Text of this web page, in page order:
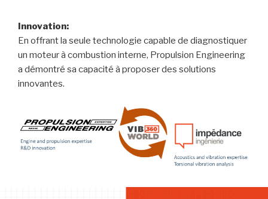
Innovation:
En offrant la seule technologie capable de diagnostiquer
un moteur à combustion interne, Propulsion Engineering
a démontré sa capacité à proposer des solutions
innovantes.